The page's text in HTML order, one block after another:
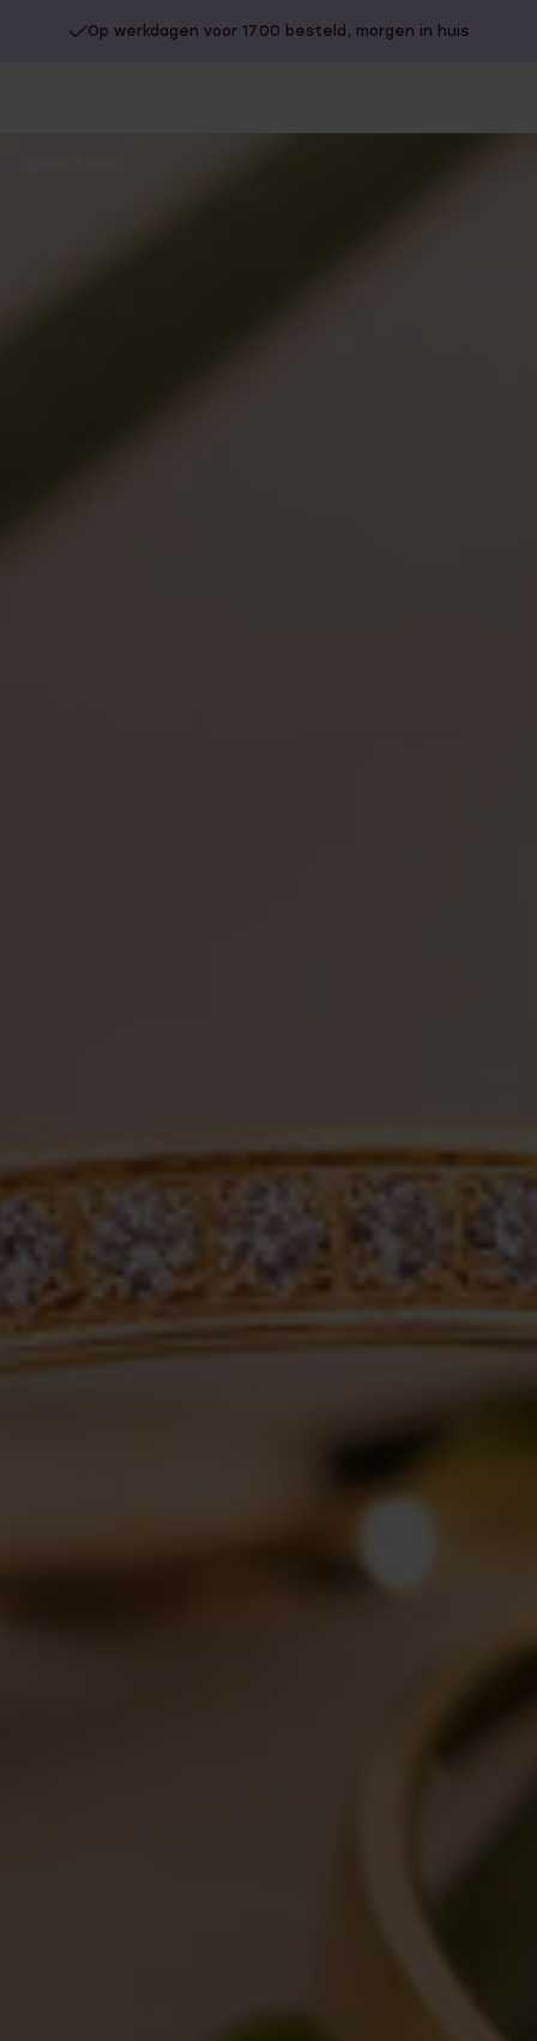
Op werkdagen voor 17.00 besteld, morgen in huis
Gratis verzending vanaf €49